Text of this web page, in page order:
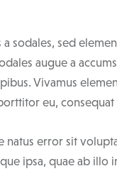
a sodales, sed
augue a
Vivamus
eu,
natus error sit
ipsa, quae ab illo